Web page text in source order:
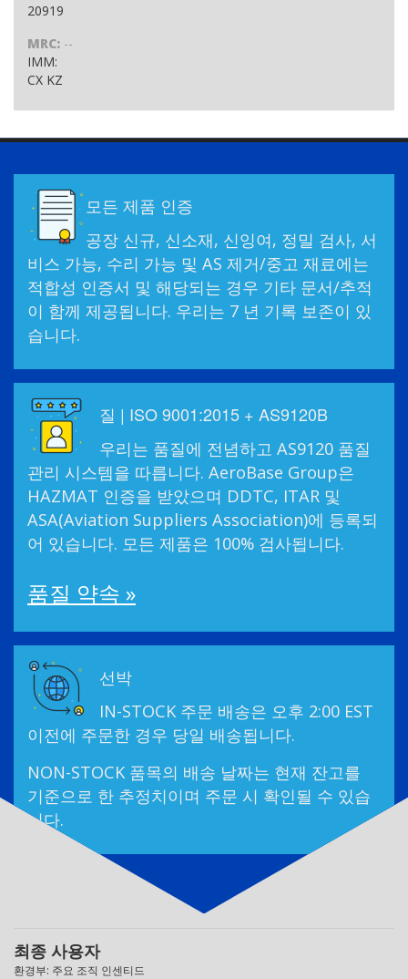
20919
MRC: --
IMM:
CX KZ
모든 제품 인증
공장 신규, 신소재, 신잉여, 정밀 검사, 서
비스 가능, 수리 가능 및 AS 제거/중고 재료에는
적합성 인증서 및 해당되는 경우 기타 문서/추적
이 함께 제공됩니다. 우리는 7 년 기록 보존이 있
습니다.
질 | ISO 9001:2015 + AS9120B
우리는 품질에 전념하고 AS9120 품질
관리 시스템을 따릅니다. AeroBase Group은
HAZMAT 인증을 받았으며 DDTC, ITAR 및
ASA(Aviation Suppliers Association)에 등록되
어 있습니다. 모든 제품은 100% 검사됩니다.
품질 약속 »
선박
IN-STOCK 주문 배송은 오후 2:00 EST
이전에 주문한 경우 당일 배송됩니다.
NON-STOCK 품목의 배송 날짜는 현재 잔고를
기준으로 한 추정치이며 주문 시 확인될 수 있습
니다.
최종 사용자
환경부: 주요 조직 인센티드